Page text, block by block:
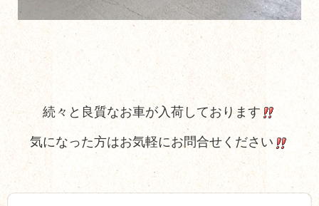
続々と良質なお車が入荷しております
気になった方はお気軽にお問合せください